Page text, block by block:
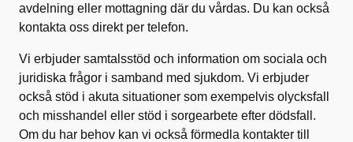
avdelning eller mottagning där du vårdas. Du kan också
kontakta oss direkt per telefon.
Vi erbjuder samtalsstöd och information om sociala och
juridiska frågor i samband med sjukdom. Vi erbjuder
också stöd i akuta situationer som exempelvis olycksfall
och misshandel eller stöd i sorgearbete efter dödsfall.
Om du har behov kan vi också förmedla kontakter till